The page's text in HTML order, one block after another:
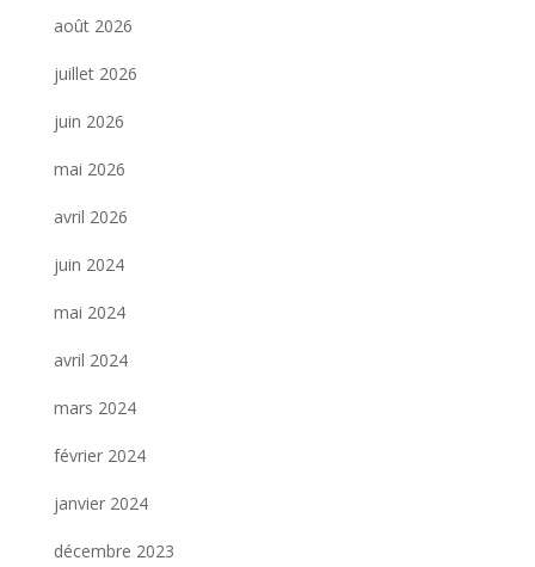
août 2026
juillet 2026
juin 2026
mai 2026
avril 2026
juin 2024
mai 2024
avril 2024
mars 2024
février 2024
janvier 2024
décembre 2023